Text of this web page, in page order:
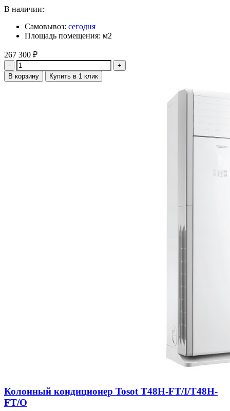
В наличии:
Самовывоз: сегодня
Площадь помещения: м2
267 300 ₽
Количество
В корзину Купить в 1 клик
Колонный кондиционер Tosot Т48H-FT/I/Т48H-
FT/O